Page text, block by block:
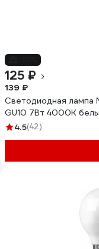
125 ₽
139 ₽
Светодиодная лампа
GU10 7Вт 4000К
4.5(42)